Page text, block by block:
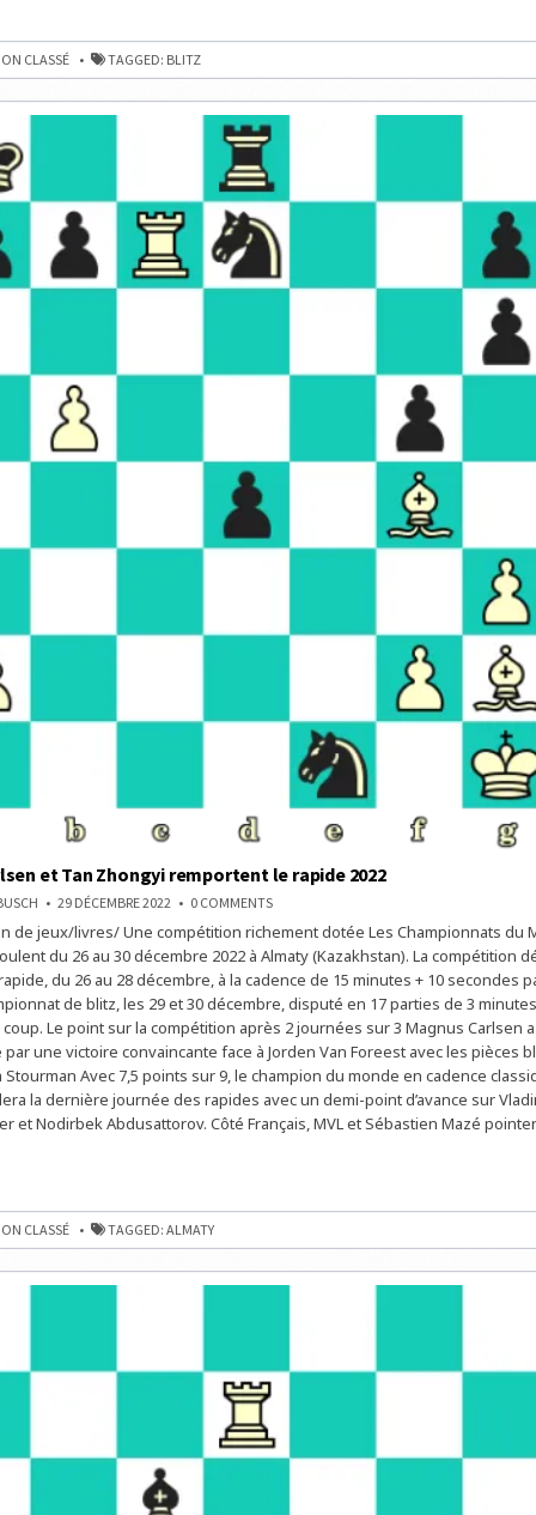
BLITZ
CLASSÉ
TAGGED: BLITZ
et Tan Zhongyi remportent le rapide 2022
29 DÉCEMBRE 2022 0 COMMENTSON
CARLSEN
ET
TAN
ZHONGYI
REMPORTENT
LE
RAPIDE
2022
de jeux/livres/ Une compétition richement dotée Les Championnats du
du 26 au 30 décembre 2022 à Almaty (Kazakhstan). La compétition
du 26 au 28 décembre, à la cadence de 15 minutes + 10 secondes
de blitz, les 29 et 30 décembre, disputé en 17 parties de 3
Le point sur la compétition après 2 journées sur 3 Magnus Carlsen
une victoire convaincante face à Jorden Van Foreest avec les pièces
Avec 7,5 points sur 9, le champion du monde en cadence
la dernière journée des rapides avec un demi-point d’avance sur
et Nodirbek Abdusattorov. Côté Français, MVL et Sébastien Mazé
CLASSÉ TAGGED: ALMATY